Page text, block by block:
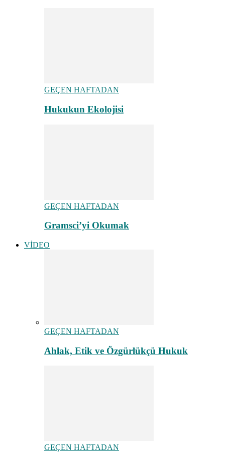
GEÇEN HAFTADAN
Hukukun Ekolojisi
GEÇEN HAFTADAN
Gramsci’yi Okumak
VİDEO
GEÇEN HAFTADAN
Ahlak, Etik ve Özgürlükçü Hukuk
GEÇEN HAFTADAN